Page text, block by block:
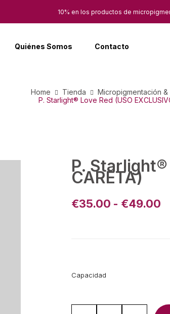
10% en los productos de
Quiénes Somos Contacto
Home Tienda
Micropigmentación
P. Starlight® Love Red (USO
P. Starlight®
CARETA)
€35.00 - €49.00
Capacidad